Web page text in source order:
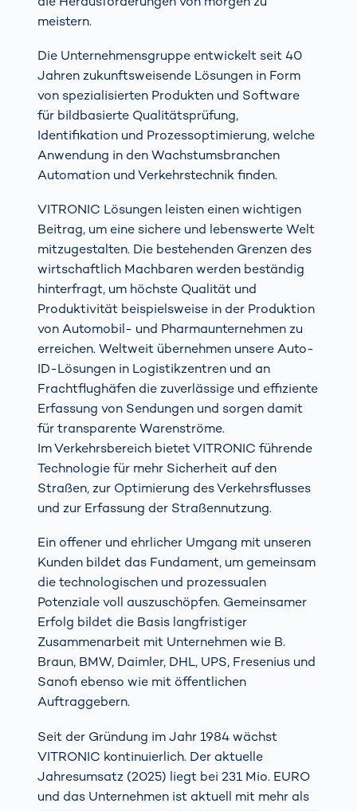
meistern.
Die Unternehmensgruppe entwickelt seit 40
Jahren zukunftsweisende Lösungen in Form
von spezialisierten Produkten und Software
für bildbasierte Qualitätsprüfung,
Identifikation und Prozessoptimierung, welche
Anwendung in den Wachstumsbranchen
Automation und Verkehrstechnik finden.
VITRONIC Lösungen leisten einen wichtigen
Beitrag, um eine sichere und lebenswerte Welt
mitzugestalten. Die bestehenden Grenzen des
wirtschaftlich Machbaren werden beständig
hinterfragt, um höchste Qualität und
Produktivität beispielsweise in der Produktion
von Automobil- und Pharmaunternehmen zu
erreichen. Weltweit übernehmen unsere Auto-
ID-Lösungen in Logistikzentren und an
Frachtflughäfen die zuverlässige und effiziente
Erfassung von Sendungen und sorgen damit
für transparente Warenströme.
Im Verkehrsbereich bietet VITRONIC führende
Technologie für mehr Sicherheit auf den
Straßen, zur Optimierung des Verkehrsflusses
und zur Erfassung der Straßennutzung.
Ein offener und ehrlicher Umgang mit unseren
Kunden bildet das Fundament, um gemeinsam
die technologischen und prozessualen
Potenziale voll auszuschöpfen. Gemeinsamer
Erfolg bildet die Basis langfristiger
Zusammenarbeit mit Unternehmen wie B.
Braun, BMW, Daimler, DHL, UPS, Fresenius und
Sanofi ebenso wie mit öffentlichen
Auftraggebern.
Seit der Gründung im Jahr 1984 wächst
VITRONIC kontinuierlich. Der aktuelle
Jahresumsatz (2025) liegt bei 231 Mio. EURO
und das Unternehmen ist aktuell mit mehr als